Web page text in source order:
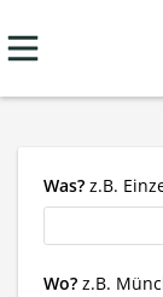
Was? z.B.
Wo? z.B.